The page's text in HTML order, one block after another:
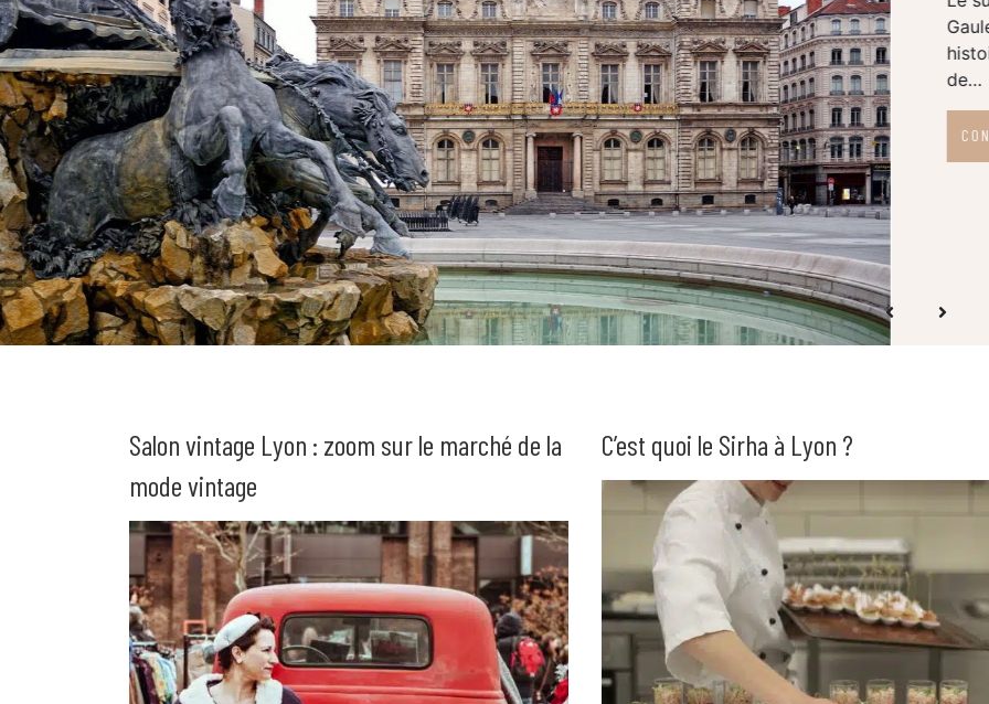
Salon vintage Lyon : zoom sur le marché de la
mode vintage
C’est quoi le Sirha à Lyon ?